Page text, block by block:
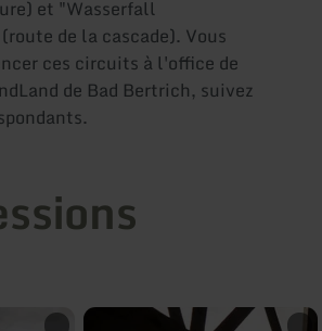
et "Wasserfall
de la cascade). Vous
ces circuits à l'office de
de Bad Bertrich, suivez